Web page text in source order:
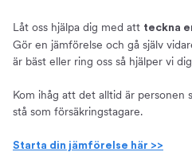
Låt oss hjälpa dig med att teckna
Gör en jämförelse och gå själv
är bäst eller ring oss så hjälper vi
Kom ihåg att det alltid är personen
stå som försäkringstagare.
Starta din jämförelse här >>